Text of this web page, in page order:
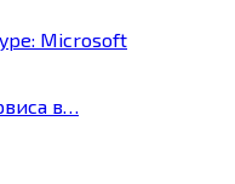
Microsoft
в…